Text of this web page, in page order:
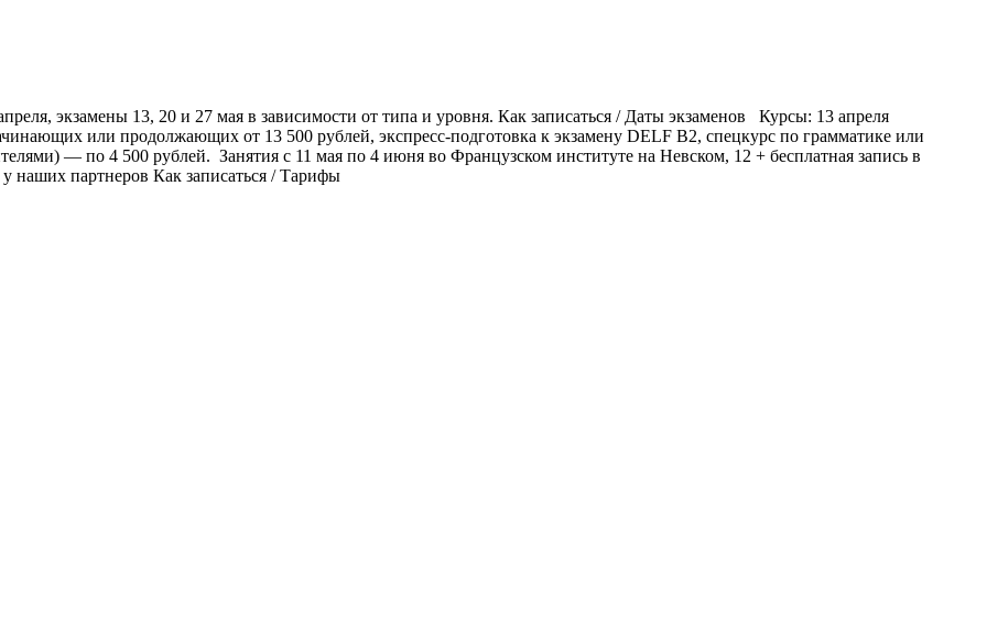
экзамены 13, 20 и 27 мая в зависимости от типа и уровня. Как записаться / Даты экзаменов Курсы: 13 апреля
или продолжающих от 13 500 рублей, экспресс-подготовка к экзамену DELF B2, спецкурс по грамматике или
— по 4 500 рублей. Занятия с 11 мая по 4 июня во Французском институте на Невском, 12 + бесплатная запись в
у наших партнеров Как записаться / Тарифы